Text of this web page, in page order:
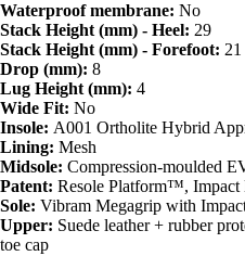
Waterproof membrane: No
Stack Height (mm) - Heel: 29
Stack Height (mm) - Forefoot: 21
Drop (mm): 8
Lug Height (mm): 4
Wide Fit: No
Insole: A001 Ortholite Hybrid
Lining: Mesh
Midsole: Compression-moulded
Patent: Resole Platform™,
Sole: Vibram Megagrip with
Upper: Suede leather + rubber
toe cap